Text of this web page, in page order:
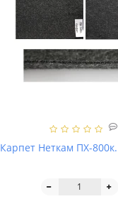
Карпет Неткам ПХ-